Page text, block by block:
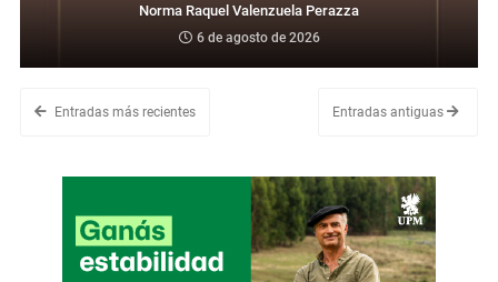
Norma Raquel Valenzuela Perazza
6 de agosto de 2026
Entradas más recientes Entradas antiguas